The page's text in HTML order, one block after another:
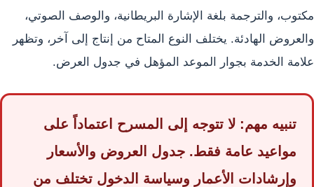
مكتوب، والترجمة بلغة الإشارة البريطانية، والوصف الصوتي،
والعروض الهادئة. يختلف النوع المتاح من إنتاج إلى آخر، وتظهر
علامة الخدمة بجوار الموعد المؤهل في جدول العرض.
تنبيه مهم: لا تتوجه إلى المسرح اعتماداً على
مواعيد عامة فقط. جدول العروض والأسعار
وإرشادات الأعمار وسياسة الدخول تختلف من